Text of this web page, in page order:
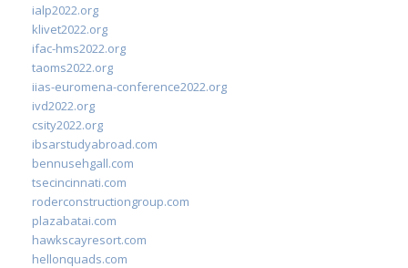
ialp2022.org
klivet2022.org
ifac-hms2022.org
taoms2022.org
iias-euromena-conference2022.org
ivd2022.org
csity2022.org
ibsarstudyabroad.com
bennusehgall.com
tsecincinnati.com
roderconstructiongroup.com
plazabatai.com
hawkscayresort.com
hellonquads.com